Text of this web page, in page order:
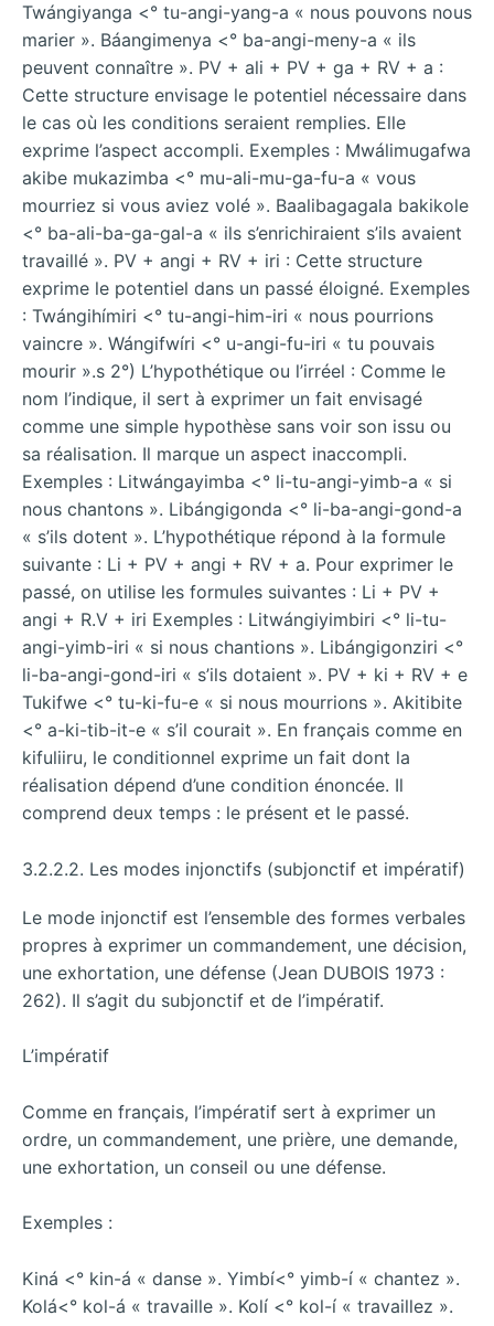
Twángiyanga <° tu-angi-yang-a « nous pouvons nous
marier ». Báangimenya <° ba-angi-meny-a « ils
peuvent connaître ». PV + ali + PV + ga + RV + a :
Cette structure envisage le potentiel nécessaire dans
le cas où les conditions seraient remplies. Elle
exprime l’aspect accompli. Exemples : Mwálimugafwa
akibe mukazimba <° mu-ali-mu-ga-fu-a « vous
mourriez si vous aviez volé ». Baalibagagala bakikole
<° ba-ali-ba-ga-gal-a « ils s’enrichiraient s’ils avaient
travaillé ». PV + angi + RV + iri : Cette structure
exprime le potentiel dans un passé éloigné. Exemples
: Twángihímiri <° tu-angi-him-iri « nous pourrions
vaincre ». Wángifwíri <° u-angi-fu-iri « tu pouvais
mourir ».s 2°) L’hypothétique ou l’irréel : Comme le
nom l’indique, il sert à exprimer un fait envisagé
comme une simple hypothèse sans voir son issu ou
sa réalisation. Il marque un aspect inaccompli.
Exemples : Litwángayimba <° li-tu-angi-yimb-a « si
nous chantons ». Libángigonda <° li-ba-angi-gond-a
« s’ils dotent ». L’hypothétique répond à la formule
suivante : Li + PV + angi + RV + a. Pour exprimer le
passé, on utilise les formules suivantes : Li + PV +
angi + R.V + iri Exemples : Litwángiyimbiri <° li-tu-
angi-yimb-iri « si nous chantions ». Libángigonziri <°
li-ba-angi-gond-iri « s’ils dotaient ». PV + ki + RV + e
Tukifwe <° tu-ki-fu-e « si nous mourrions ». Akitibite
<° a-ki-tib-it-e « s’il courait ». En français comme en
kifuliiru, le conditionnel exprime un fait dont la
réalisation dépend d’une condition énoncée. Il
comprend deux temps : le présent et le passé.
3.2.2.2. Les modes injonctifs (subjonctif et impératif)
Le mode injonctif est l’ensemble des formes verbales
propres à exprimer un commandement, une décision,
une exhortation, une défense (Jean DUBOIS 1973 :
262). Il s’agit du subjonctif et de l’impératif.
L’impératif
Comme en français, l’impératif sert à exprimer un
ordre, un commandement, une prière, une demande,
une exhortation, un conseil ou une défense.
Exemples :
Kiná <° kin-á « danse ». Yimbí<° yimb-í « chantez ».
Kolá<° kol-á « travaille ». Kolí <° kol-í « travaillez ».